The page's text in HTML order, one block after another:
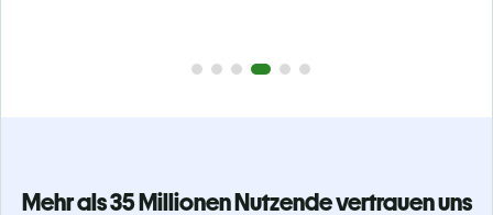
Mehr als 35 Millionen Nutzende vertrauen uns